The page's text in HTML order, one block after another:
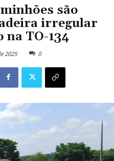
são
irregular
na TO-134
2025 0